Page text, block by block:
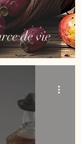
de vie